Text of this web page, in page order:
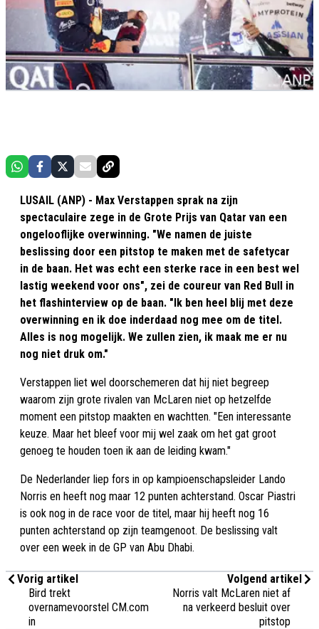
LUSAIL (ANP) - Max Verstappen sprak na zijn
spectaculaire zege in de Grote Prijs van Qatar van een
ongelooflijke overwinning. "We namen de juiste
beslissing door een pitstop te maken met de safetycar
in de baan. Het was echt een sterke race in een best wel
lastig weekend voor ons", zei de coureur van Red Bull in
het flashinterview op de baan. "Ik ben heel blij met deze
overwinning en ik doe inderdaad nog mee om de titel.
Alles is nog mogelijk. We zullen zien, ik maak me er nu
nog niet druk om."
Verstappen liet wel doorschemeren dat hij niet begreep
waarom zijn grote rivalen van McLaren niet op hetzelfde
moment een pitstop maakten en wachtten. "Een interessante
keuze. Maar het bleef voor mij wel zaak om het gat groot
genoeg te houden toen ik aan de leiding kwam."
De Nederlander liep fors in op kampioenschapsleider Lando
Norris en heeft nog maar 12 punten achterstand. Oscar Piastri
is ook nog in de race voor de titel, maar hij heeft nog 16
punten achterstand op zijn teamgenoot. De beslissing valt
over een week in de GP van Abu Dhabi.
Vorig artikel
Bird trekt
overnamevoorstel CM.com
in
Volgend artikel
Norris valt McLaren niet af
na verkeerd besluit over
pitstop